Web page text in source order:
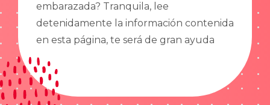
embarazada? Tranquila, lee
detenidamente la información contenida
en esta página, te será de gran ayuda